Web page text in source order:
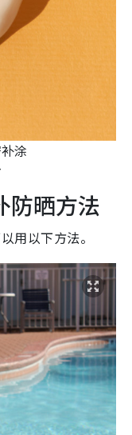
涂
防晒方法
用以下方法。